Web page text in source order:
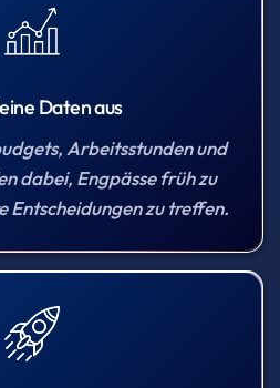
Daten aus
Arbeitsstunden und
dabei, Engpässe früh zu
Entscheidungen zu treffen.